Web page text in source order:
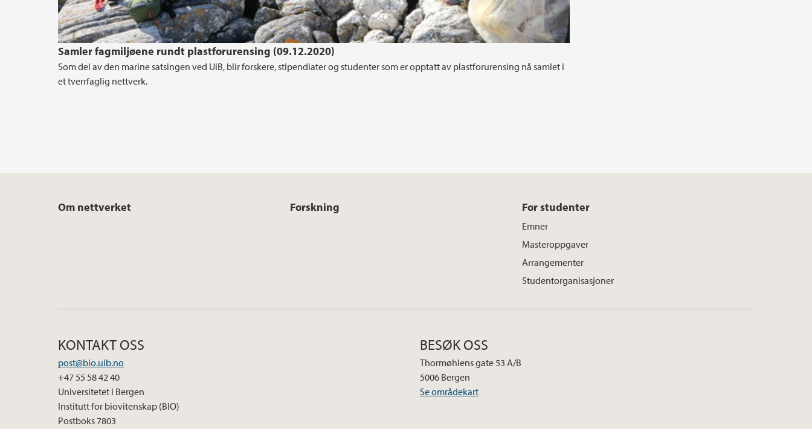
Samler fagmiljøene rundt plastforurensing (09.12.2020)
Som del av den marine satsingen ved UiB, blir forskere, stipendiater og studenter som er opptatt av plastforurensing nå samlet i
et tverrfaglig nettverk.
Om nettverket Forskning For studenter
Emner
Masteroppgaver
Arrangementer
Studentorganisasjoner
KONTAKT OSS
post@bio.uib.no
+47 55 58 42 40
Universitetet i Bergen
Institutt for biovitenskap (BIO)
Postboks 7803
BESØK OSS
Thormøhlens gate 53 A/B
5006 Bergen
Se områdekart